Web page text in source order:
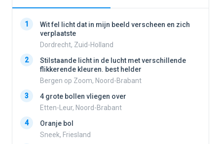
1
Wit fel licht dat in mijn beeld verscheen en zich
verplaatste
Dordrecht, Zuid-Holland
2
Stilstaande licht in de lucht met verschillende
flikkerende kleuren. best helder
Bergen op Zoom, Noord-Brabant
3
4 grote bollen vliegen over
Etten-Leur, Noord-Brabant
4
Oranje bol
Sneek, Friesland